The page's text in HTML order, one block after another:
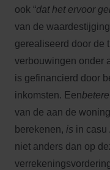
ook “dat het ervoor
van de
gerealiseerd door de
verbouwingen onder
is gefinancierd door
inkomsten. Een
van de aan de
berekenen, is in casu
niet anders dan op